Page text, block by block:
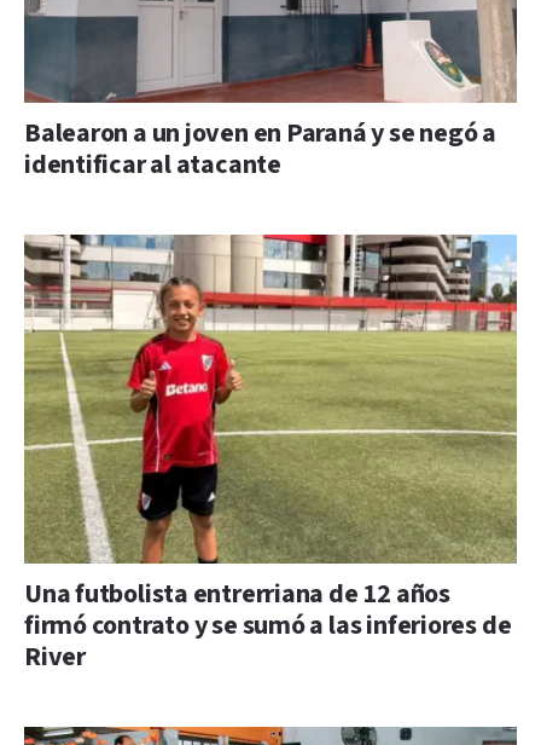
Balearon a un joven en Paraná y se negó a
identificar al atacante
Una futbolista entrerriana de 12 años
firmó contrato y se sumó a las inferiores de
River